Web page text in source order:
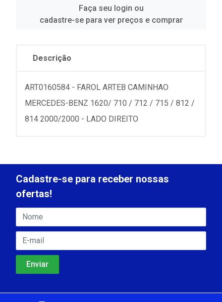
Faça seu login ou
cadastre-se para ver preços e comprar
Descrição
ART0160584 - FAROL ARTEB CAMINHAO
MERCEDES-BENZ 1620/ 710 / 712 / 715 / 812 /
814 2000/2000 - LADO DIREITO
Cadastre-se para receber nossas
ofertas!